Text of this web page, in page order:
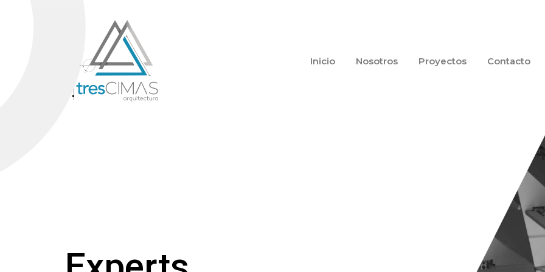
Inicio Nosotros Proyectos Contacto